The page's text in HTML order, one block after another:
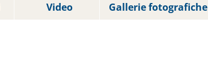
Video Gallerie fotografiche